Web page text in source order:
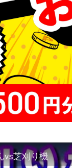
vs芝刈り機